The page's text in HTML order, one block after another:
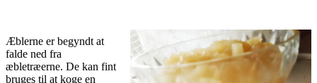
Æblerne er begyndt at
falde ned fra
æbletræerne. De kan fint
bruges til at koge en